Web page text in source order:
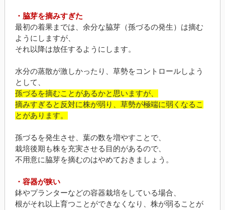
・脇芽を摘みすぎた
最初の着果までは、余分な脇芽（孫づるの発生）は摘む
ようにしますが、
それ以降は放任するようにします。
水分の蒸散が激しかったり、草勢をコントロールしよう
として、
孫づるを摘むことがあるかと思いますが、
摘みすぎると反対に株が弱り、草勢が極端に弱くなるこ
とがあります。
孫づるを発生させ、葉の数を増やすことで、
栽培後期も株を充実させる目的があるので、
不用意に脇芽を摘むのはやめておきましょう。
・容器が狭い
鉢やプランターなどの容器栽培をしている場合、
根がそれ以上育つことができなくなり、株が弱ることが